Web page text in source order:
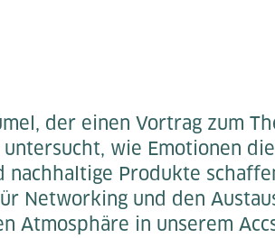
der einen Vortrag zum
wie Emotionen die
Produkte
Networking und den
Atmosphäre in unserem